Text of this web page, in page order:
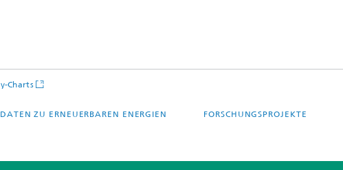
Charts
DATEN ZU ERNEUERBAREN ENERGIEN FORSCHUNGSPROJEKTE